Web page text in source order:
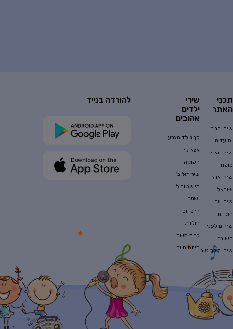
תכני
האתר
שירי חגים
ומועדים
שירי יוצרי
מופת
שירי ארץ
ישראל
שירי יום
הולדת
שירים לפני
השינה
שירי בוקר טוב
שירי
ילדים
אהובים
כך נולד הצבע
אצא לי
השוקה
שיר הא' ב'
מי שטוב לו
ושמח
היום יום
הולדת
לדוד משה
היתה חווה
להורדה בנייד